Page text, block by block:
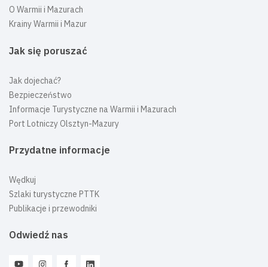
O Warmii i Mazurach
Krainy Warmii i Mazur
Jak się poruszać
Jak dojechać?
Bezpieczeństwo
Informacje Turystyczne na Warmii i Mazurach
Port Lotniczy Olsztyn-Mazury
Przydatne informacje
Wędkuj
Szlaki turystyczne PTTK
Publikacje i przewodniki
Odwiedź nas